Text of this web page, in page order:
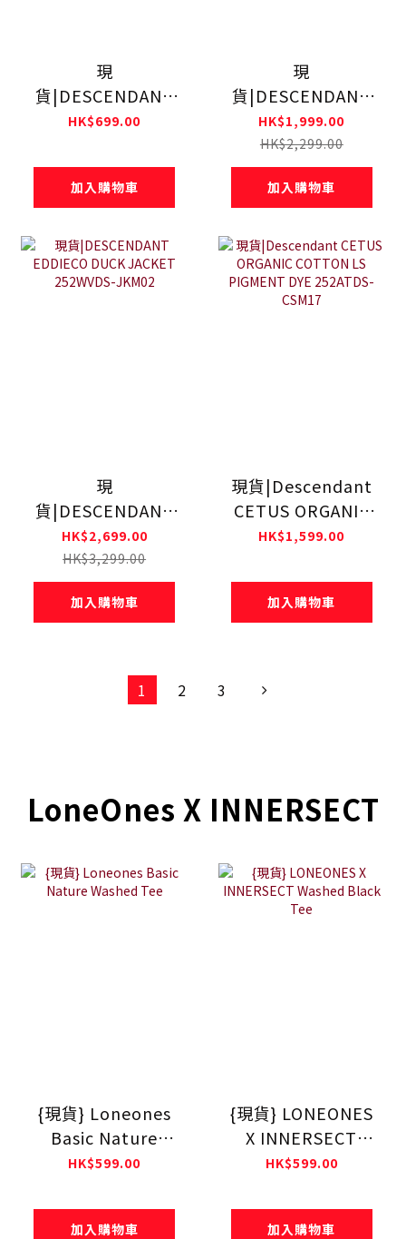
現
貨|DESCENDANT
DIRT BELT
HK$699.00
加入購物車
現
貨|DESCENDANT
SF DENIM WIDE
TROUSERS
252CPDS-PTM03
HK$1,999.00
HK$2,299.00
加入購物車
現
貨|DESCENDANT
EDDIECO DUCK
JACKET
252WVDS-JKM02
HK$2,699.00
HK$3,299.00
加入購物車
現貨|Descendant
CETUS ORGANIC
COTTON LS
252ATDS-CSM17
HK$1,599.00
加入購物車
1 2 3
LoneOnes X INNERSECT
{現貨} Loneones
Basic Nature
Washed Tee
HK$599.00
加入購物車
{現貨} LONEONES
X INNERSECT
Washed Black Tee
HK$599.00
加入購物車